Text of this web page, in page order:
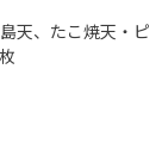
天、たこ焼天・ピ